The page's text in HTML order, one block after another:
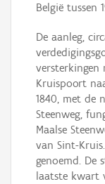
België tussen
De aanleg,
Kruispoort
1840, met de
Steenweg,
Maalse
van Sint-
genoemd.
laatste kwart